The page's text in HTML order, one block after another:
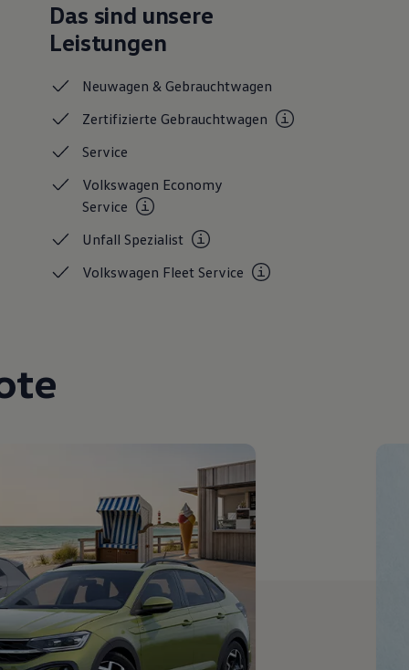
Das sind unsere
Leistungen
Neuwagen &Gebrauchtwagen
ZertifizierteGebrauchtwagen
Service
Volkswagen Economy
Service
UnfallSpezialist
Volkswagen FleetService